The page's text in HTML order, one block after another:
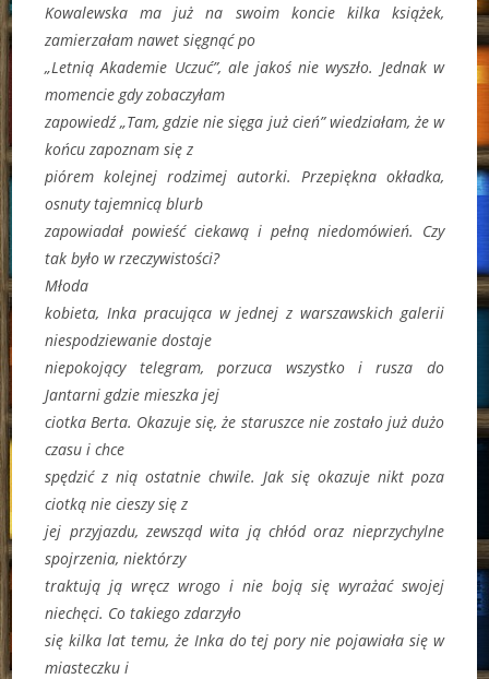
Kowalewska ma już na swoim koncie kilka książek,
zamierzałam nawet sięgnąć po
„Letnią Akademie Uczuć”, ale jakoś nie wyszło. Jednak w
momencie gdy zobaczyłam
zapowiedź „Tam, gdzie nie sięga już cień” wiedziałam, że w
końcu zapoznam się z
piórem kolejnej rodzimej autorki. Przepiękna okładka,
osnuty tajemnicą blurb
zapowiadał powieść ciekawą i pełną niedomówień. Czy
tak było w rzeczywistości?
Młoda
kobieta, Inka pracująca w jednej z warszawskich galerii
niespodziewanie dostaje
niepokojący telegram, porzuca wszystko i rusza do
Jantarni gdzie mieszka jej
ciotka Berta. Okazuje się, że staruszce nie zostało już dużo
czasu i chce
spędzić z nią ostatnie chwile. Jak się okazuje nikt poza
ciotką nie cieszy się z
jej przyjazdu, zewsząd wita ją chłód oraz nieprzychylne
spojrzenia, niektórzy
traktują ją wręcz wrogo i nie boją się wyrażać swojej
niechęci. Co takiego zdarzyło
się kilka lat temu, że Inka do tej pory nie pojawiała się w
miasteczku i